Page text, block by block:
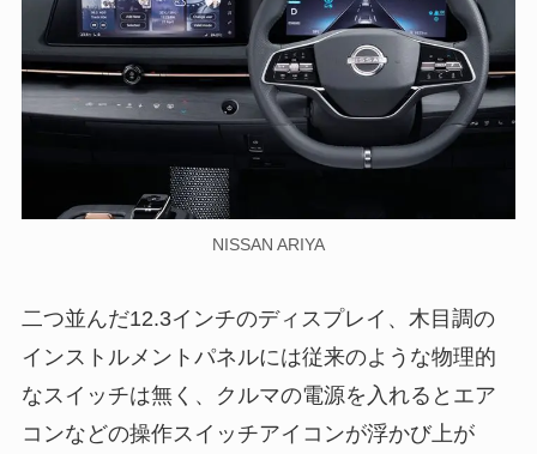
NISSAN ARIYA
二つ並んだ12.3インチのディスプレイ、木目調の
インストルメントパネルには従来のような物理的
なスイッチは無く、クルマの電源を入れるとエア
コンなどの操作スイッチアイコンが浮かび上が